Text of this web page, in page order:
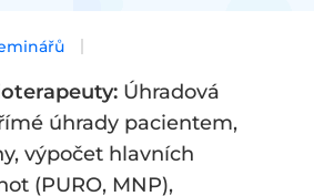
Úhradová
úhrady pacientem,
výpočet hlavních
(PURO, MNP),